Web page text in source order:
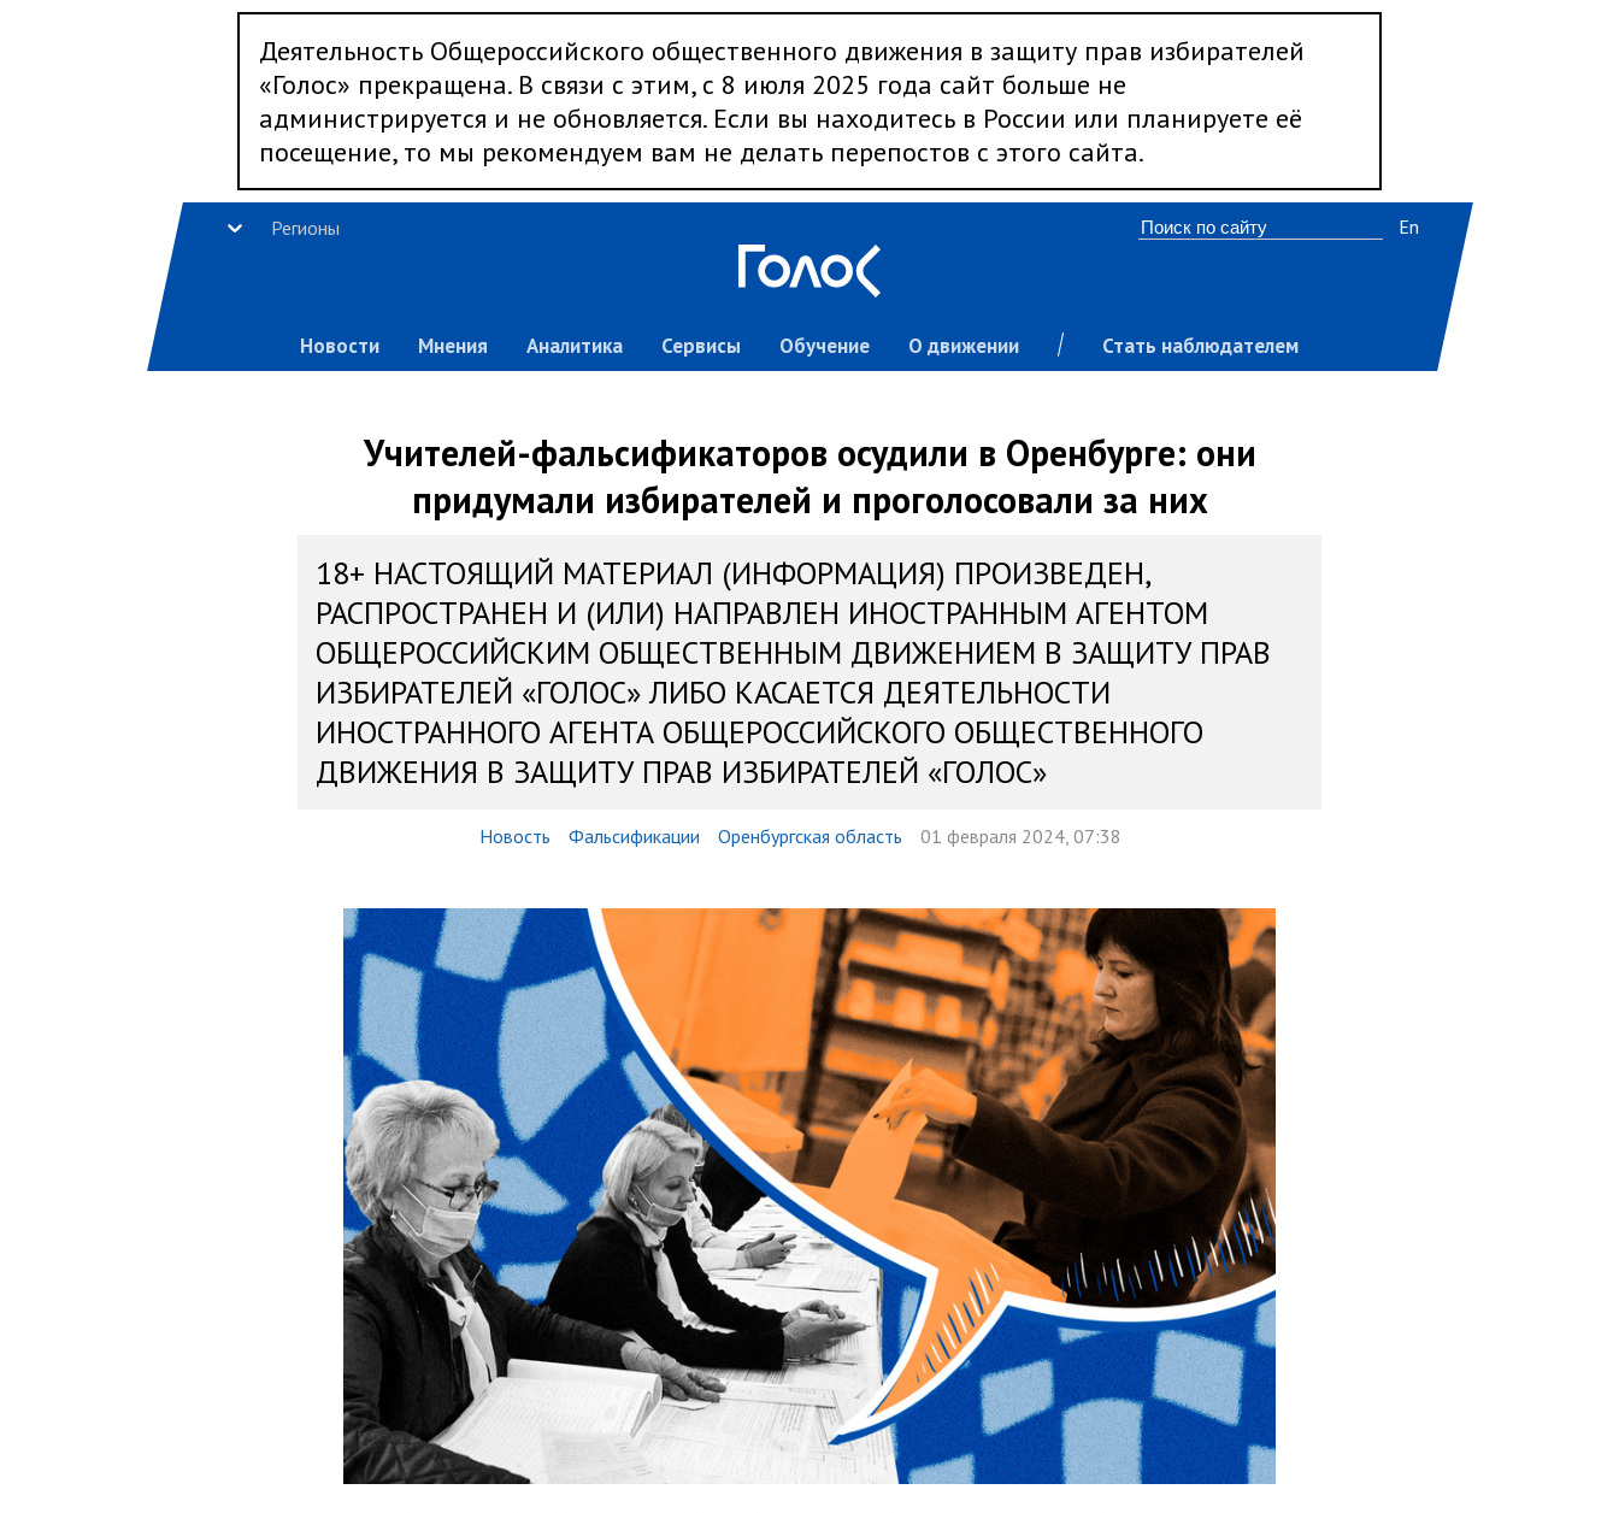
Деятельность Общероссийского общественного движения в защиту прав избирателей
«Голос» прекращена. В связи с этим, с 8 июля 2025 года сайт больше не
администрируется и не обновляется. Если вы находитесь в России или планируете её
посещение, то мы рекомендуем вам не делать перепостов с этого сайта.
Регионы
Новости Мнения Аналитика Сервисы Обучение О движении Стать наблюдателем
En
Учителей-фальсификаторов осудили в Оренбурге: они
придумали избирателей и проголосовали за них
18+ НАСТОЯЩИЙ МАТЕРИАЛ (ИНФОРМАЦИЯ) ПРОИЗВЕДЕН,
РАСПРОСТРАНЕН И (ИЛИ) НАПРАВЛЕН ИНОСТРАННЫМ АГЕНТОМ
ОБЩЕРОССИЙСКИМ ОБЩЕСТВЕННЫМ ДВИЖЕНИЕМ В ЗАЩИТУ ПРАВ
ИЗБИРАТЕЛЕЙ «ГОЛОС» ЛИБО КАСАЕТСЯ ДЕЯТЕЛЬНОСТИ
ИНОСТРАННОГО АГЕНТА ОБЩЕРОССИЙСКОГО ОБЩЕСТВЕННОГО
ДВИЖЕНИЯ В ЗАЩИТУ ПРАВ ИЗБИРАТЕЛЕЙ «ГОЛОС»
Новость Фальсификации Оренбургская область 01 февраля 2024, 07:38